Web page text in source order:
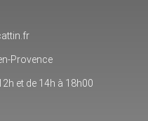
Provence
et de 14h à 18h00